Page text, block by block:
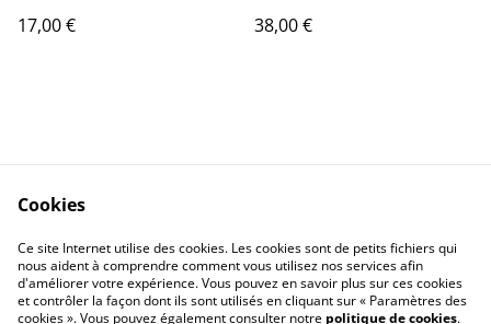
17,00 €
38,00 €
Politique de
confidentialité
Politique de cookies
Calendrier:
Brocantes,Bourse...
Cookies
Ce site Internet utilise des cookies. Les cookies sont de petits fichiers qui
nous aident à comprendre comment vous utilisez nos services afin
d'améliorer votre expérience. Vous pouvez en savoir plus sur ces cookies
et contrôler la façon dont ils sont utilisés en cliquant sur « Paramètres des
cookies ». Vous pouvez également consulter notre politique de cookies.